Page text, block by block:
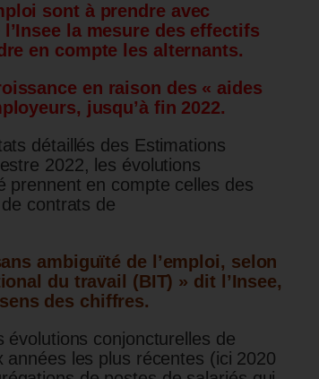
sont à prendre avec
la mesure des effectifs
en compte les alternants.
en raison des « aides
jusqu’à fin 2022.
détaillés des Estimations
2022, les évolutions
prennent en compte celles des
contrats de
ambiguïté de l’emploi, selon
du travail (BIT) » dit l’Insee,
des chiffres.
évolutions conjoncturelles de
années les plus récentes (ici 2020